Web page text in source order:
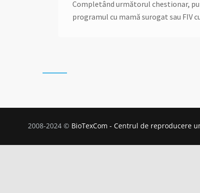
Completând următorul chestionar,
programul cu mamă surogat sau FIV
2008-2024 © BioTexCom - Centrul de reproducere